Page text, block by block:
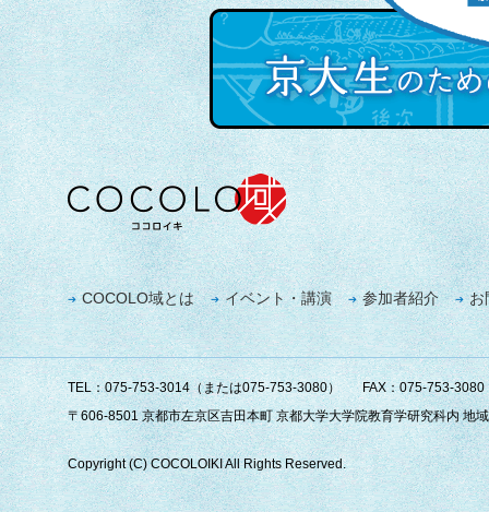
COCOLO域とは イベント・講演 参加者紹介 お
TEL：075-753-3014（または075-753-3080）
FAX：075-753-3080
〒606-8501 京都市左京区吉田本町 京都大学大学院教育学研究科内 地
Copyright (C) COCOLOIKI All Rights Reserved.